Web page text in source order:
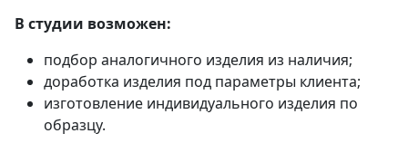
В студии возможен:
подбор аналогичного изделия из наличия;
доработка изделия под параметры клиента;
изготовление индивидуального изделия по
образцу.